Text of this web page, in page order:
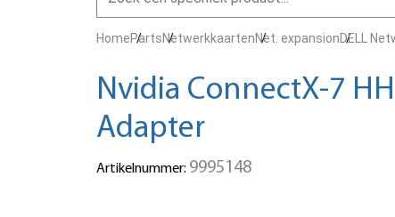
HomePartsNetwerkkaartenNet. expansionDELL
Nvidia ConnectX-7
Adapter
Artikelnummer: 9995148